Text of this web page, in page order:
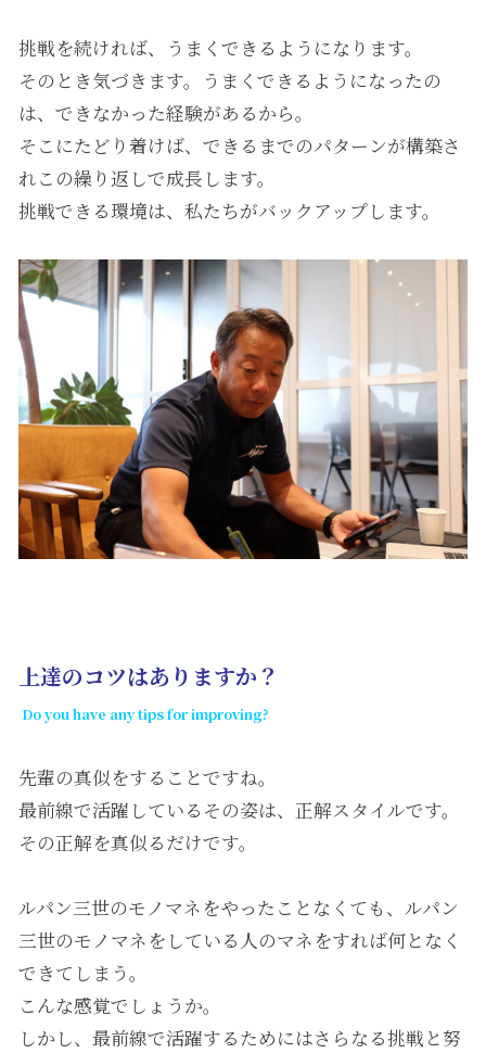
挑戦を続ければ、うまくできるようになります。
そのとき気づきます。うまくできるようになったの
は、できなかった経験があるから。
そこにたどり着けば、できるまでのパターンが構築さ
れこの繰り返しで成長します。
挑戦できる環境は、私たちがバックアップします。
上達のコツはありますか？
Do you have any tips for improving?
先輩の真似をすることですね。
最前線で活躍しているその姿は、正解スタイルです。
その正解を真似るだけです。
ルパン三世のモノマネをやったことなくても、ルパン
三世のモノマネをしている人のマネをすれば何となく
できてしまう。
こんな感覚でしょうか。
しかし、最前線で活躍するためにはさらなる挑戦と努